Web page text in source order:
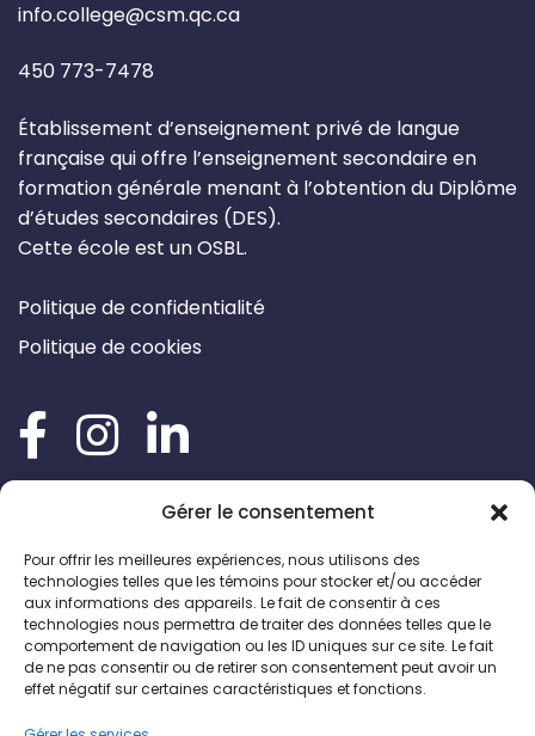
Gérer le consentement
Pour offrir les meilleures expériences, nous utilisons des
technologies telles que les témoins pour stocker et/ou accéder
aux informations des appareils. Le fait de consentir à ces
technologies nous permettra de traiter des données telles que le
comportement de navigation ou les ID uniques sur ce site. Le fait
de ne pas consentir ou de retirer son consentement peut avoir un
effet négatif sur certaines caractéristiques et fonctions.
info.college@csm.qc.ca
450 773-7478
Établissement d’enseignement privé de langue
française qui offre l’enseignement secondaire en
formation générale menant à l’obtention du Diplôme
d’études secondaires (DES).
Cette école est un OSBL.
Politique de confidentialité
Politique de cookies